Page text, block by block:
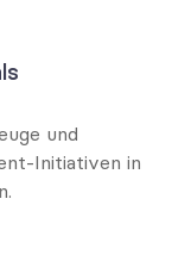
und
Initiativen in